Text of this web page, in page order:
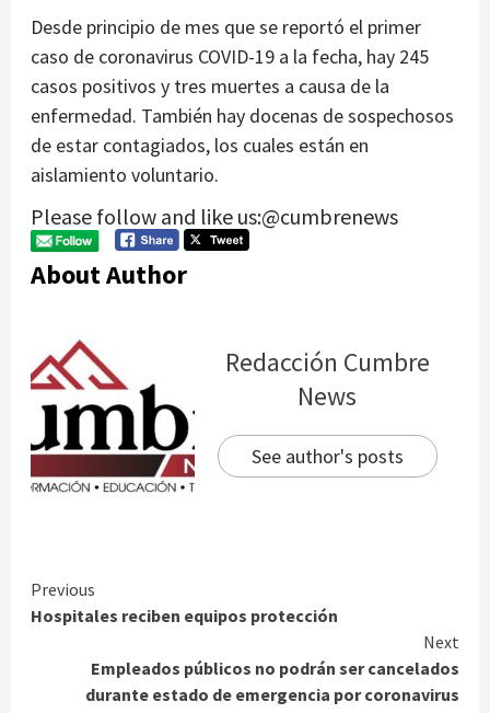
Desde principio de mes que se reportó el primer
caso de coronavirus COVID-19 a la fecha, hay 245
casos positivos y tres muertes a causa de la
enfermedad. También hay docenas de sospechosos
de estar contagiados, los cuales están en
aislamiento voluntario.
Please follow and like us:@cumbrenews
About Author
Redacción Cumbre
News
See author's posts
Continue
Reading
Previous
Hospitales reciben equipos protección
Next
Empleados públicos no podrán ser cancelados
durante estado de emergencia por coronavirus